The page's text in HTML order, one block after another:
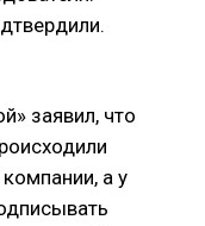
заявил, что
а у